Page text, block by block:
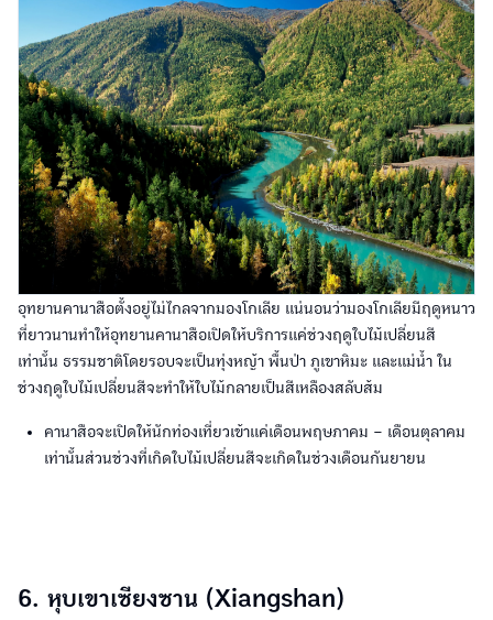
อุทยานคานาสือตั้งอยู่ไม่ไกลจากมองโกเลีย แน่นอนว่ามองโกเลียมีฤดูหนาว
ที่ยาวนานทำให้อุทยานคานาสือเปิดให้บริการแค่ช่วงฤดูใบไม้เปลี่ยนสี
เท่านั้น ธรรมชาติโดยรอบจะเป็นทุ่งหญ้า พื้นป่า ภูเขาหิมะ และแม่น้ำ ใน
ช่วงฤดูใบไม้เปลี่ยนสีจะทำให้ใบไม้กลายเป็นสีเหลืองสลับส้ม
คานาสือจะเปิดให้นักท่องเที่ยวเข้าแค่เดือนพฤษภาคม – เดือนตุลาคม
เท่านั้นส่วนช่วงที่เกิดใบไม้เปลี่ยนสีจะเกิดในช่วงเดือนกันยายน
6. หุบเขาเซียงซาน (Xiangshan)